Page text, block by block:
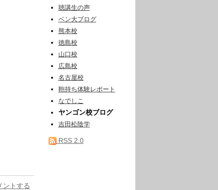
ントする
聴講生の声
ベン大ブログ
熊本校
徳島校
山口校
広島校
名古屋校
鞄持ち体験レポート
なでしこ
ヤンゴン校ブログ
吉田松陰学
RSS 2.0